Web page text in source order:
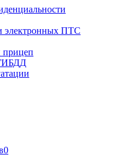
электронных ПТС
прицеп
0